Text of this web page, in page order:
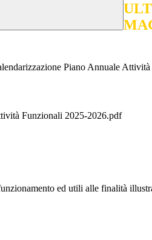
Piano Annuale Attività
Funzionali 2025-2026.pdf
ed utili alle finalità